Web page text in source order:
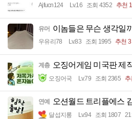
Ajfucn124 Lv.16 조회 4352 추천
유머 이놈들은 무슨 생각일
우유리78 Lv.83 조회 1995 추천 3
계층 오징어게임 미국판 제
오징어국 Lv.79 조회 2365 추
연예 오션월드 트리플에스
달섭지롱 Lv.94 조회 1807